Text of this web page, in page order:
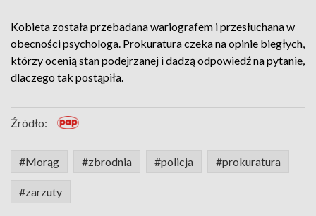
Kobieta została przebadana wariografem i przesłuchana w
obecności psychologa. Prokuratura czeka na opinie biegłych,
którzy ocenią stan podejrzanej i dadzą odpowiedź na pytanie,
dlaczego tak postąpiła.
Źródło:
#Morąg #zbrodnia #policja #prokuratura
#zarzuty